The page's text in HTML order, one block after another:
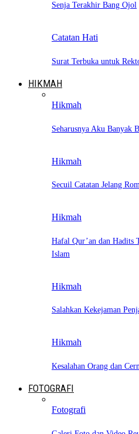
Senja Terakhir Bang Ojol
Catatan Hati
Surat Terbuka untuk
HIKMAH
Hikmah
Seharusnya Aku Banyak
Hikmah
Secuil Catatan Jelang
Hikmah
Hafal Qur’an dan Hadits
Islam
Hikmah
Salahkan Kekejaman
Hikmah
Kesalahan Orang dan
FOTOGRAFI
Fotografi